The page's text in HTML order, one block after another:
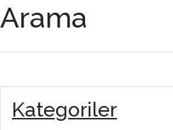
Arama
Kategoriler